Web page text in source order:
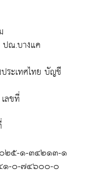
ณ.บางแค
ระเทศไทย บัญชี
ลขที่
๐๒๕-๑-๓๔๒๑๓-๑
๔๑-๐-๗๔๖๐๐-๐